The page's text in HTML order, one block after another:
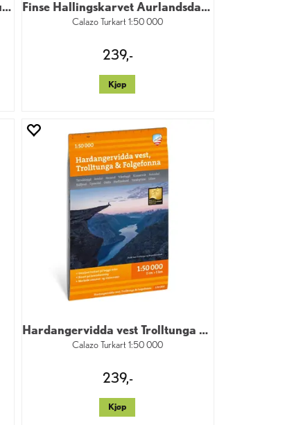
Hardangervidda øst Rjukan Gaustatoppen Finse Hallingskarvet Aurlandsdalen
Calazo Turkart 1:50 000
239,-
Kjøp
Hardangervidda vest Trolltunga Folgefonn
Calazo Turkart 1:50 000
239,-
Kjøp